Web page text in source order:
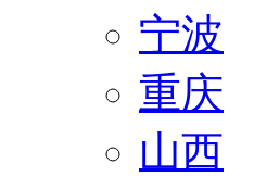
宁波
重庆
山西